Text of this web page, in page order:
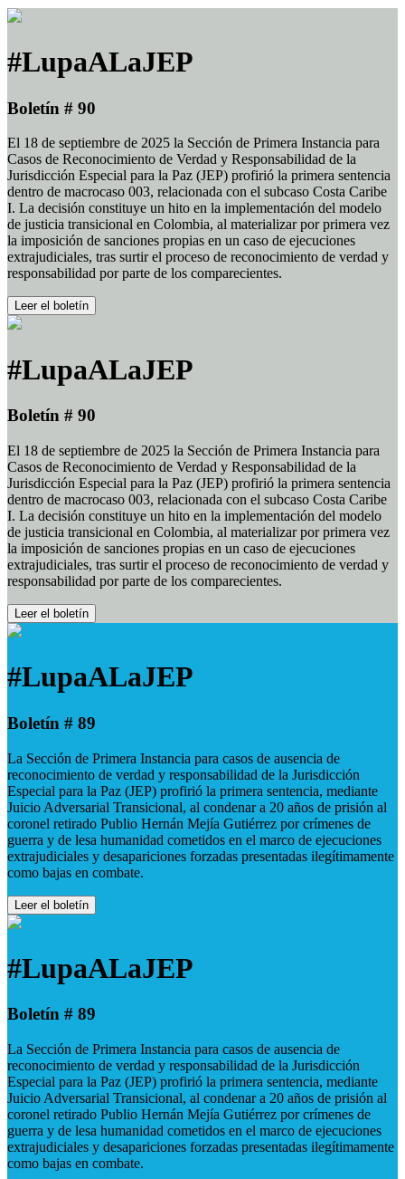
#LupaALaJEP
Boletín # 90
El 18 de septiembre de 2025 la Sección de Primera Instancia para
Casos de Reconocimiento de Verdad y Responsabilidad de la
Jurisdicción Especial para la Paz (JEP) profirió la primera sentencia
dentro de macrocaso 003, relacionada con el subcaso Costa Caribe
I. La decisión constituye un hito en la implementación del modelo
de justicia transicional en Colombia, al materializar por primera vez
la imposición de sanciones propias en un caso de ejecuciones
extrajudiciales, tras surtir el proceso de reconocimiento de verdad y
responsabilidad por parte de los comparecientes.
Leer el boletín
#LupaALaJEP
Boletín # 90
El 18 de septiembre de 2025 la Sección de Primera Instancia para
Casos de Reconocimiento de Verdad y Responsabilidad de la
Jurisdicción Especial para la Paz (JEP) profirió la primera sentencia
dentro de macrocaso 003, relacionada con el subcaso Costa Caribe
I. La decisión constituye un hito en la implementación del modelo
de justicia transicional en Colombia, al materializar por primera vez
la imposición de sanciones propias en un caso de ejecuciones
extrajudiciales, tras surtir el proceso de reconocimiento de verdad y
responsabilidad por parte de los comparecientes.
Leer el boletín
#LupaALaJEP
Boletín # 89
La Sección de Primera Instancia para casos de ausencia de
reconocimiento de verdad y responsabilidad de la Jurisdicción
Especial para la Paz (JEP) profirió la primera sentencia, mediante
Juicio Adversarial Transicional, al condenar a 20 años de prisión al
coronel retirado Publio Hernán Mejía Gutiérrez por crímenes de
guerra y de lesa humanidad cometidos en el marco de ejecuciones
extrajudiciales y desapariciones forzadas presentadas ilegítimamente
como bajas en combate.
Leer el boletín
#LupaALaJEP
Boletín # 89
La Sección de Primera Instancia para casos de ausencia de
reconocimiento de verdad y responsabilidad de la Jurisdicción
Especial para la Paz (JEP) profirió la primera sentencia, mediante
Juicio Adversarial Transicional, al condenar a 20 años de prisión al
coronel retirado Publio Hernán Mejía Gutiérrez por crímenes de
guerra y de lesa humanidad cometidos en el marco de ejecuciones
extrajudiciales y desapariciones forzadas presentadas ilegítimamente
como bajas en combate.